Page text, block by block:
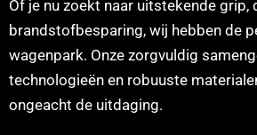
Of je nu zoekt naar uitstekende
brandstofbesparing, wij hebben de
wagenpark. Onze zorgvuldig
technologieën en robuuste
ongeacht de uitdaging.